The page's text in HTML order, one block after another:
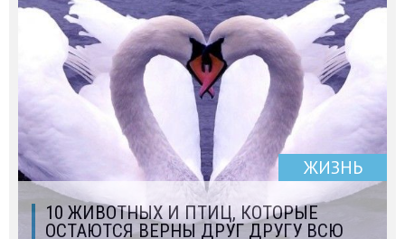
ЖИЗНЬ
10 ЖИВОТНЫХ И ПТИЦ, КОТОРЫЕ
ОСТАЮТСЯ ВЕРНЫ ДРУГ ДРУГУ ВСЮ